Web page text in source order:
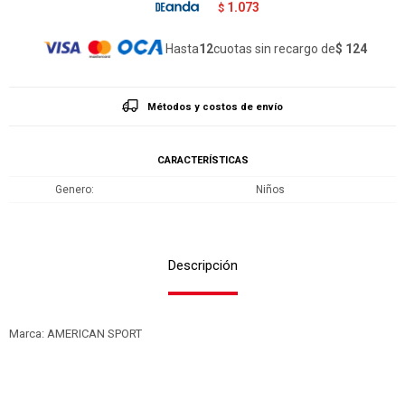
$ 1.073
Hasta12cuotas sin recargo de$ 124
Métodos y costos de envío
CARACTERÍSTICAS
Genero Niños
Descripción
Marca: AMERICAN SPORT